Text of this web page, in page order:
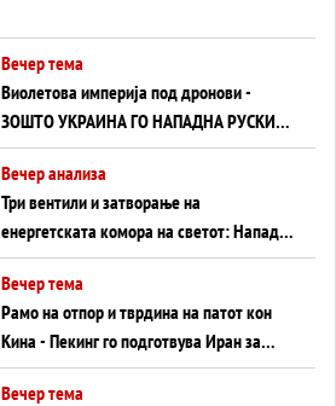
Вечер тема
Виолетова империја под дронови -
ЗОШТО УКРАИНА ГО НАПАДНА РУСКИОТ
WILDBERRIES
Вечер анализа
Три вентили и затворање на
енергетската комора на светот: Нападот
во Суец најавува глобален енергетски
инфаркт?
Вечер тема
Рамо на отпор и тврдина на патот кон
Кина - Пекинг го подготвува Иран за
американска копнена инвазија
Вечер тема